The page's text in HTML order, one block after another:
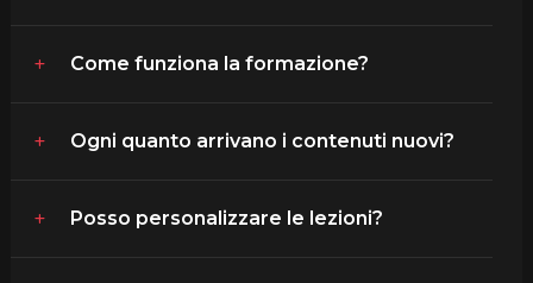
Come funziona la formazione?
Ogni quanto arrivano i contenuti nuovi?
Posso personalizzare le lezioni?